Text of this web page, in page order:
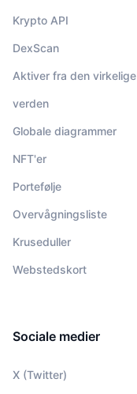
Krypto API
DexScan
Aktiver fra den virkelige
verden
Globale diagrammer
NFT'er
Portefølje
Overvågningsliste
Kruseduller
Webstedskort
Sociale medier
X (Twitter)